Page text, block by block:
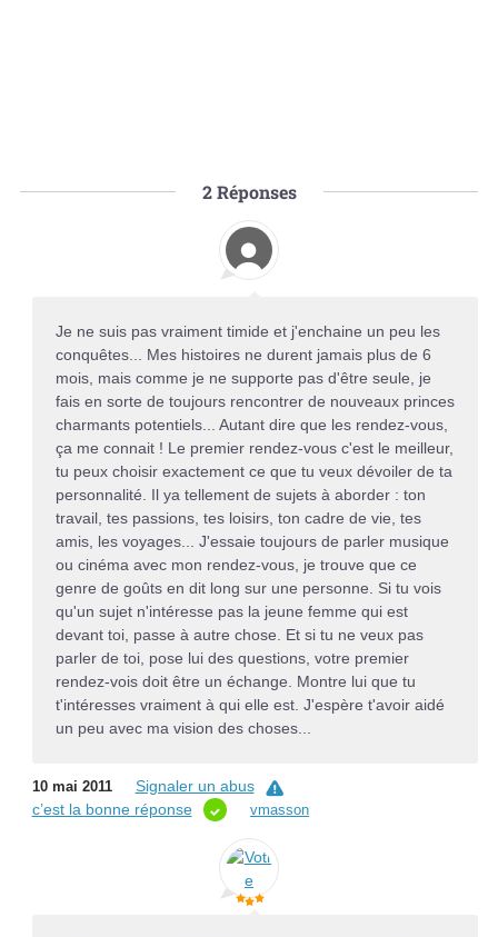
2Réponses
Je ne suis pas vraiment timide et j'enchaine un peu les
conquêtes... Mes histoires ne durent jamais plus de 6
mois, mais comme je ne supporte pas d'être seule, je
fais en sorte de toujours rencontrer de nouveaux princes
charmants potentiels... Autant dire que les rendez-vous,
ça me connait ! Le premier rendez-vous c'est le meilleur,
tu peux choisir exactement ce que tu veux dévoiler de ta
personnalité. Il ya tellement de sujets à aborder : ton
travail, tes passions, tes loisirs, ton cadre de vie, tes
amis, les voyages... J'essaie toujours de parler musique
ou cinéma avec mon rendez-vous, je trouve que ce
genre de goûts en dit long sur une personne. Si tu vois
qu'un sujet n'intéresse pas la jeune femme qui est
devant toi, passe à autre chose. Et si tu ne veux pas
parler de toi, pose lui des questions, votre premier
rendez-vois doit être un échange. Montre lui que tu
t'intéresses vraiment à qui elle est. J'espère t'avoir aidé
un peu avec ma vision des choses...
10 mai 2011
Signaler un abus
c’est la bonne réponse
vmasson